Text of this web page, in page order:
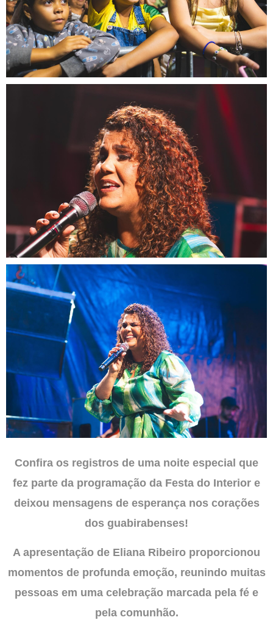
Confira os registros de uma noite especial que
fez parte da programação da Festa do Interior e
deixou mensagens de esperança nos corações
dos guabirabenses!
A apresentação de Eliana Ribeiro proporcionou
momentos de profunda emoção, reunindo muitas
pessoas em uma celebração marcada pela fé e
pela comunhão.